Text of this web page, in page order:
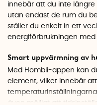
innebär att du inte
utan endast de rum du
ställer du enkelt in ett
energiförbrukningen med
Smart uppvärmning av
Med Hombli-appen kan
element, vilket innebär
även möjligt att